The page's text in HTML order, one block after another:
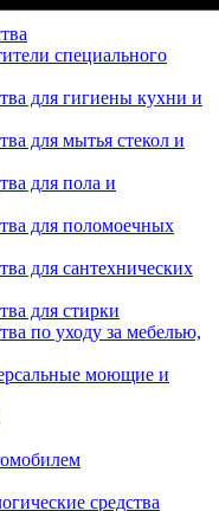
специального
для гигиены кухни и
для мытья стекол и
для пола и
для поломоечных
для сантехнических
для стирки
по уходу за мебелью,
моющие и